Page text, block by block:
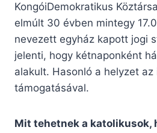
KongóiDemokratikus
elmúlt 30 évben mintegy
nevezett egyház kapott jogi
jelenti, hogy kétnaponként
alakult. Hasonló a helyzet az
támogatásával.
Mit tehetnek a katolikusok,